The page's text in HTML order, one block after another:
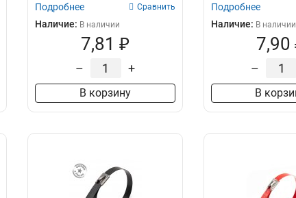
Подробнее Сравнить
Наличие: В наличии
7,81 ₽
– +
В корзину
Подробнее
Наличие: В наличии
7,90
–
В